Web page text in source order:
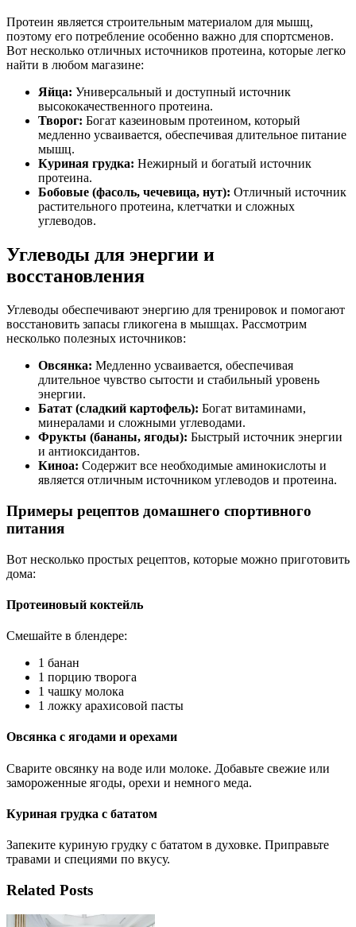
Протеин является строительным материалом для мышц,
поэтому его потребление особенно важно для спортсменов.
Вот несколько отличных источников протеина, которые легко
найти в любом магазине:
Яйца: Универсальный и доступный источник
высококачественного протеина.
Творог: Богат казеиновым протеином, который
медленно усваивается, обеспечивая длительное питание
мышц.
Куриная грудка: Нежирный и богатый источник
протеина.
Бобовые (фасоль, чечевица, нут): Отличный источник
растительного протеина, клетчатки и сложных
углеводов.
Углеводы для энергии и
восстановления
Углеводы обеспечивают энергию для тренировок и помогают
восстановить запасы гликогена в мышцах. Рассмотрим
несколько полезных источников:
Овсянка: Медленно усваивается, обеспечивая
длительное чувство сытости и стабильный уровень
энергии.
Батат (сладкий картофель): Богат витаминами,
минералами и сложными углеводами.
Фрукты (бананы, ягоды): Быстрый источник энергии
и антиоксидантов.
Киноа: Содержит все необходимые аминокислоты и
является отличным источником углеводов и протеина.
Примеры рецептов домашнего спортивного
питания
Вот несколько простых рецептов, которые можно приготовить
дома:
Протеиновый коктейль
Смешайте в блендере:
1 банан
1 порцию творога
1 чашку молока
1 ложку арахисовой пасты
Овсянка с ягодами и орехами
Сварите овсянку на воде или молоке. Добавьте свежие или
замороженные ягоды, орехи и немного меда.
Куриная грудка с бататом
Запеките куриную грудку с бататом в духовке. Приправьте
травами и специями по вкусу.
Related Posts